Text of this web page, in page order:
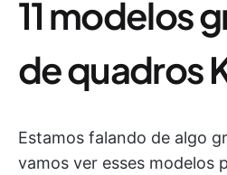
11 modelos
de quadros
Estamos falando de algo
vamos ver esses modelos